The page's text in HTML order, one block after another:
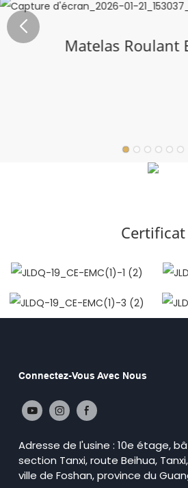
Matelas Roulant
Certificat
Connectez-Vous Avec Nous
Adresse de l'usine : 10e étage,
section Tanxi, route Beihua,
ville de Foshan, province du